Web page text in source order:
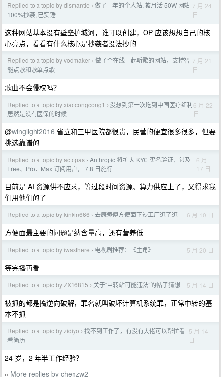
Replied to a topic by dismantle › 做了一年的个人站, 被月活 50W 网站
100%抄袭, 已实锤
7 月 24
日
这种网站基本没有壁垒护城河，谁可以创建，OP 应该想想自己的核
心亮点，看看有什么核心是抄袭者没法抄的
Replied to a topic by vodmaker › 做了个在线一起听歌的网站，支持智
能点歌和歌单点歌
7 月 21
日
歌曲不会侵权吗？
Replied to a topic by xiaocongcong1 › 没想到第一次吃到中国医疗红利
居然是没有医保的时候
6 月 22
日
@winglight2016 省立和三甲医院都很贵，民营的便宜很多很多，但要
挑选靠谱的
Replied to a topic by actopas › Anthropic 将扩大 KYC 实名验证，涉及
Free、Pro、Max 订阅用户， 7.8 日施行
6 月
17 日
目前是 AI 资源供不应求，等过段时间资源、算力供应上了，又得求我
们用他们的了
Replied to a topic by kinkin666 › 去康师傅方便面下沙工厂逛了逛 6 月 10 日
方便面最主要的问题是纳含量高，还有营养低
Replied to a topic by iwasthere › 电视剧推荐：《主角》 5 月 20 日
等完播再看
Replied to a topic by ZX16815 › 关于“中转站可能违法”的帖子猜想 5 月 14 日
被抓的都是搞逆向破解，罪名就叫破坏计算机系统罪，正常中转的基
本不抓
Replied to a topic by zidiyo › 找不到工作了，有没有大佬可以帮忙看
看简历
5 月 14
日
24 岁，2 年半工作经验？
» More replies by chenzw2